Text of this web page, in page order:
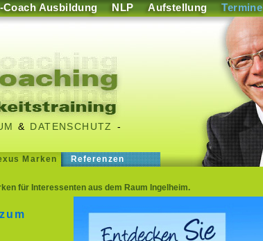
Coach Ausbildung NLP Aufstellung Termine
& DATENSCHUTZ
-
Marken Referenzen
für Interessenten aus dem Raum Ingelheim.